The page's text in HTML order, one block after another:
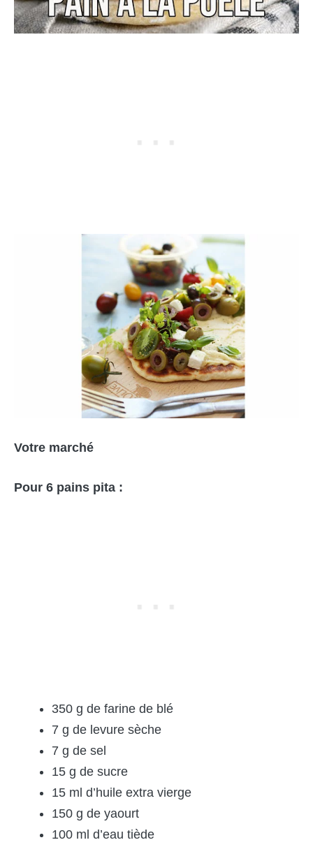
Votre marché
Pour 6 pains pita :
350 g de farine de blé
7 g de levure sèche
7 g de sel
15 g de sucre
15 ml d’huile extra vierge
150 g de yaourt
100 ml d’eau tiède